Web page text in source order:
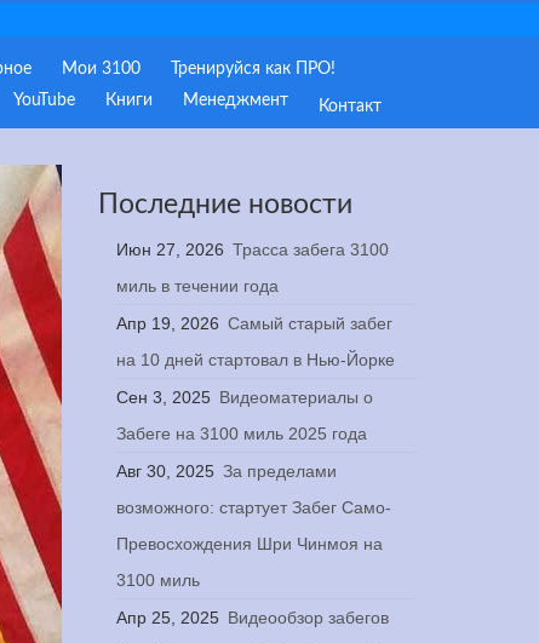
Мои 3100
Тренируйся как ПРО!
YouTube Книги Менеджмент Контакт
Последние новости
Июн 27, 2026 Трасса забега 3100
миль в течении года
Апр 19, 2026 Самый старый забег
на 10 дней стартовал в Нью-Йорке
Сен 3, 2025 Видеоматериалы о
Забеге на 3100 миль 2025 года
Авг 30, 2025 За пределами
возможного: стартует Забег Само-
Превосхождения Шри Чинмоя на
3100 миль
Апр 25, 2025 Видеообзор забегов